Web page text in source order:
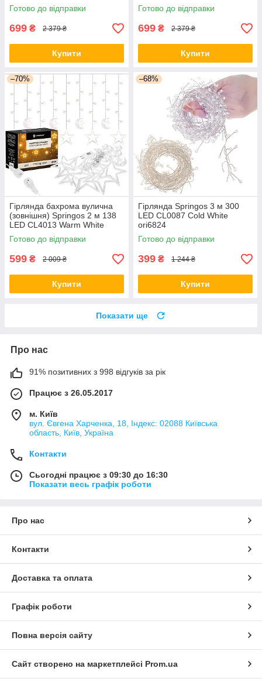
orig439
Готово до відправки
699 ₴ 2 379 ₴
Купити
Готово до відправки
699 ₴ 2 379 ₴
Купити
–70%
Гірлянда бахрома вулична
(зовнішня) Springos 2 м 138
LED CL4013 Warm White
ori6850
Готово до відправки
599 ₴ 2 009 ₴
Купити
–68%
Гірлянда Springos 3 м 300
LED CL0087 Cold White
ori6824
Готово до відправки
399 ₴ 1 244 ₴
Купити
Показати ще
Про нас
91% позитивних з 998 відгуків за рік
Працює з 26.05.2017
м. Київ
вул. Євгена Харченка, 18, Індекс: 02088 Київська
область, Київ, Україна
Контакти
Сьогодні працює з 09:30 до 16:30
Показати весь графік роботи
Про нас
Контакти
Доставка та оплата
Графік роботи
Повна версія сайту
Сайт створено на маркетплейсі Prom.ua